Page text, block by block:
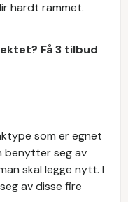
hardt rammet.
Få 3 tilbud
som er egnet
benytter seg av
skal legge nytt. I
av disse fire